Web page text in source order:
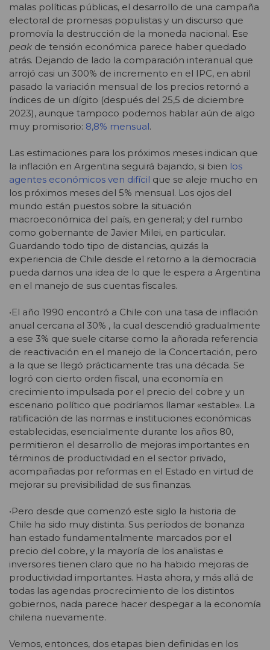
malas políticas públicas, el desarrollo de una campaña
electoral de promesas populistas y un discurso que
promovía la destrucción de la moneda nacional. Ese
peak de tensión económica parece haber quedado
atrás. Dejando de lado la comparación interanual que
arrojó casi un 300% de incremento en el IPC, en abril
pasado la variación mensual de los precios retornó a
índices de un dígito (después del 25,5 de diciembre
2023), aunque tampoco podemos hablar aún de algo
muy promisorio: 8,8% mensual.
Las estimaciones para los próximos meses indican que
la inflación en Argentina seguirá bajando, si bien los
agentes económicos ven difícil que se aleje mucho en
los próximos meses del 5% mensual. Los ojos del
mundo están puestos sobre la situación
macroeconómica del país, en general; y del rumbo
como gobernante de Javier Milei, en particular.
Guardando todo tipo de distancias, quizás la
experiencia de Chile desde el retorno a la democracia
pueda darnos una idea de lo que le espera a Argentina
en el manejo de sus cuentas fiscales.
•El año 1990 encontró a Chile con una tasa de inflación
anual cercana al 30% , la cual descendió gradualmente
a ese 3% que suele citarse como la añorada referencia
de reactivación en el manejo de la Concertación, pero
a la que se llegó prácticamente tras una década. Se
logró con cierto orden fiscal, una economía en
crecimiento impulsada por el precio del cobre y un
escenario político que podríamos llamar «estable». La
ratificación de las normas e instituciones económicas
establecidas, esencialmente durante los años 80,
permitieron el desarrollo de mejoras importantes en
términos de productividad en el sector privado,
acompañadas por reformas en el Estado en virtud de
mejorar su previsibilidad de sus finanzas.
•Pero desde que comenzó este siglo la historia de
Chile ha sido muy distinta. Sus períodos de bonanza
han estado fundamentalmente marcados por el
precio del cobre, y la mayoría de los analistas e
inversores tienen claro que no ha habido mejoras de
productividad importantes. Hasta ahora, y más allá de
todas las agendas procrecimiento de los distintos
gobiernos, nada parece hacer despegar a la economía
chilena nuevamente.
Vemos, entonces, dos etapas bien definidas en los